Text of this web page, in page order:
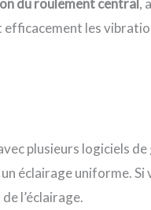
du roulement central,
les
plusieurs logiciels
uniforme. Si
l’éclairage.